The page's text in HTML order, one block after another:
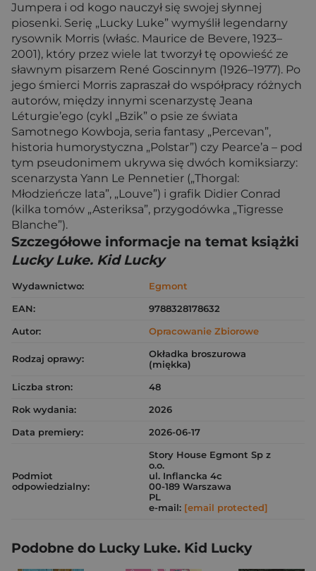
Jumpera i od kogo nauczył się swojej słynnej
piosenki. Serię „Lucky Luke” wymyślił legendarny
rysownik Morris (właśc. Maurice de Bevere, 1923–
2001), który przez wiele lat tworzył tę opowieść ze
sławnym pisarzem René Goscinnym (1926–1977). Po
jego śmierci Morris zapraszał do współpracy różnych
autorów, między innymi scenarzystę Jeana
Léturgie’ego (cykl „Bzik” o psie ze świata
Samotnego Kowboja, seria fantasy „Percevan”,
historia humorystyczna „Polstar”) czy Pearce’a – pod
tym pseudonimem ukrywa się dwóch komiksiarzy:
scenarzysta Yann Le Pennetier („Thorgal:
Młodzieńcze lata”, „Louve”) i grafik Didier Conrad
(kilka tomów „Asteriksa”, przygodówka „Tigresse
Blanche”).
Szczegółowe informacje na temat książki
Lucky Luke. Kid Lucky
Wydawnictwo:
Egmont
EAN:
9788328178632
Autor:
Opracowanie Zbiorowe
Rodzaj oprawy:
Okładka broszurowa
(miękka)
Liczba stron:
48
Rok wydania:
2026
Data premiery:
2026-06-17
Podmiot
odpowiedzialny:
Story House Egmont Sp z
o.o.
ul. Inflancka 4c
00-189 Warszawa
PL
e-mail: [email protected]
Podobne do Lucky Luke. Kid Lucky